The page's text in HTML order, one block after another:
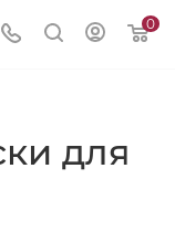
0
для